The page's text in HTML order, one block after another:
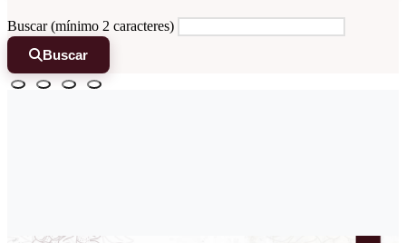
Buscar (mínimo 2 caracteres)
Buscar